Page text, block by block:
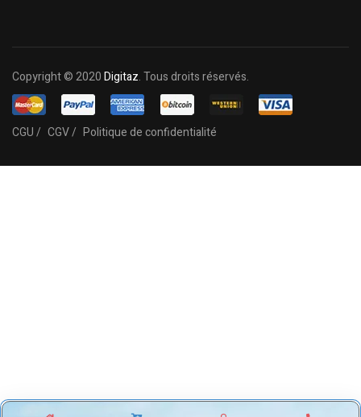
Copyright © 2020Digitaz. Tous droits réservés.
CGU / CGV / Politique de confidentialité